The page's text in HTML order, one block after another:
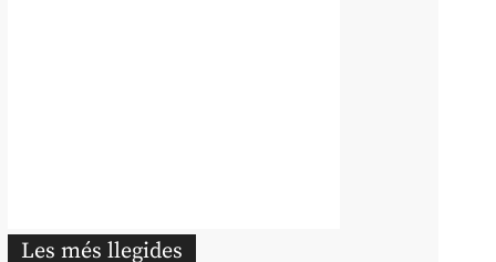
Les més llegides